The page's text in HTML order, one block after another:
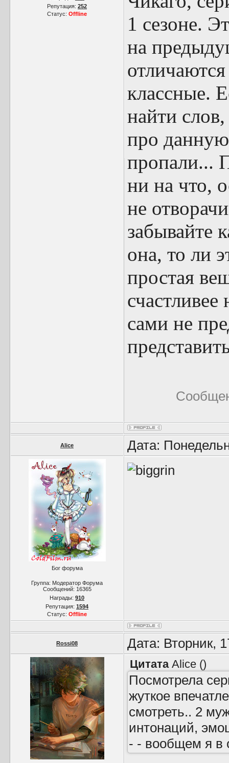
Репутация: 252
Статус: Offline
1 сезоне.
на
классные.
найти
про
пропали...
ни на что,
не
забывайте
она, то ли
простая
сами не
Alice Дата:
Бог форума
Группа: Модератор Форума
Сообщений: 16365
Награды: 910
Репутация: 1594
Статус: Offline
Rossi08 Дата: Вторник,
Цитата Alice ()
Посмотрела
жуткое
смотреть.. 2
интонаций,
- - вообщем я в